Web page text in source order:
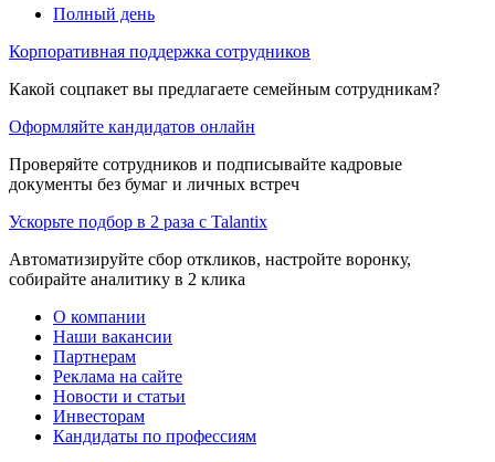
Полный день
Корпоративная поддержка сотрудников
Какой соцпакет вы предлагаете семейным сотрудникам?
Оформляйте кандидатов онлайн
Проверяйте сотрудников и подписывайте кадровые
документы без бумаг и личных встреч
Ускорьте подбор в 2 раза с Talantix
Автоматизируйте сбор откликов, настройте воронку,
собирайте аналитику в 2 клика
О компании
Наши вакансии
Партнерам
Реклама на сайте
Новости и статьи
Инвесторам
Кандидаты по профессиям